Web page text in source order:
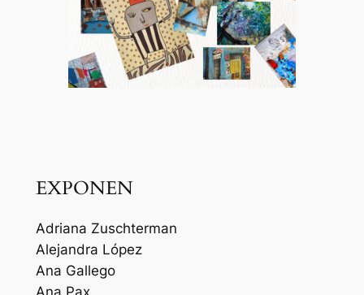
EXPONEN
Adriana Zuschterman
Alejandra López
Ana Gallego